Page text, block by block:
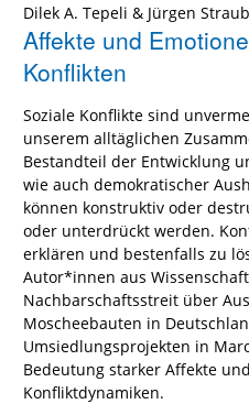
Dilek A. Tepeli & Jürgen Straub
Affekte und
Konflikten
Soziale Konflikte sind
unserem alltäglichen
Bestandteil der Entwicklung
wie auch demokratischer
können konstruktiv oder
oder unterdrückt werden.
erklären und bestenfalls zu
Autor*innen aus
Nachbarschaftsstreit über
Moscheebauten in
Umsiedlungsprojekten in
Bedeutung starker Affekte
Konfliktdynamiken.